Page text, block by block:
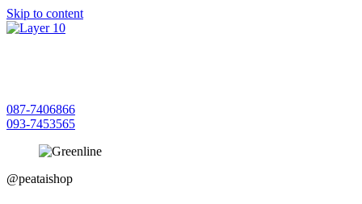
Skip to content
087-7406866
093-7453565
@peataishop